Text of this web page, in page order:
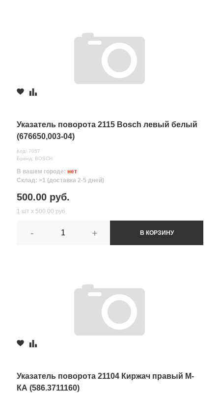
Указатель поворота 2115 Bosch левый белый
(676650,003-04)
Код: 7057
Бренд: BOSCH
В вашем городе: нет
Склад: >1 (доставка 2-5 дней)
500.00 руб.
1 шт х 500.00 руб.
- + В КОРЗИНУ
Указатель поворота 21104 Киржач правый М-
КА (586.3711160)